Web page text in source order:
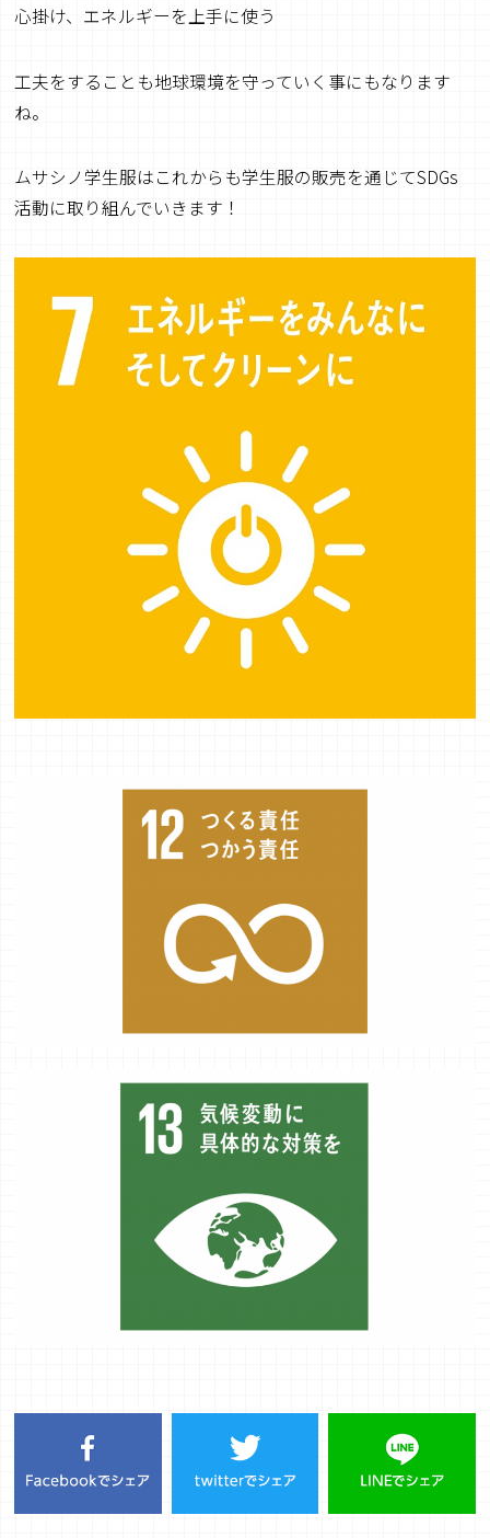
心掛け、エネルギーを上手に使う
工夫をすることも地球環境を守っていく事にもなります
ね。
ムサシノ学生服はこれからも学生服の販売を通じてSDGs
活動に取り組んでいきます！